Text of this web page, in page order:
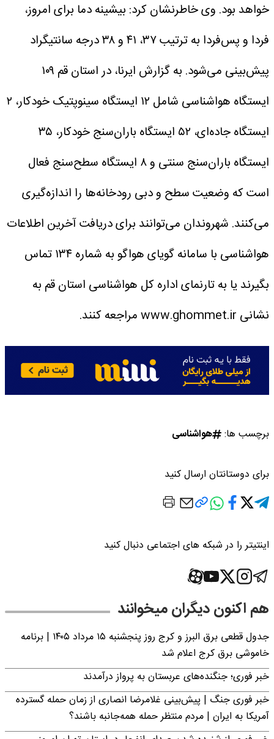
خواهد بود. وی خاطرنشان کرد: بیشینه دما برای امروز،
فردا و پس‌فردا به ترتیب ۳۷، ۴۱ و ۳۸ درجه سانتیگراد
پیش‌بینی می‌شود.
به گزارش ایرنا، در استان قم ۱۰۹
ایستگاه هواشناسی شامل ۱۲ ایستگاه سینوپتیک خودکار، ۲
ایستگاه جاده‌ای، ۵۲ ایستگاه باران‌سنج خودکار، ۳۵
ایستگاه باران‌سنج سنتی و ۸ ایستگاه سطح‌سنج فعال
است که وضعیت سطح و دبی رودخانه‌ها را اندازه‌گیری
می‌کنند. شهروندان می‌توانند برای دریافت آخرین اطلاعات
هواشناسی با سامانه گویای هواگو به شماره ۱۳۴ تماس
بگیرند یا به تارنمای اداره کل هواشناسی استان قم به
نشانی www.ghommet.ir مراجعه کنند.
برچسب ها: هواشناسی
برای دوستانتان ارسال کنید
اینتیتر را در شبکه های اجتماعی دنبال کنید
هم اکنون دیگران میخوانند
جدول قطعی برق البرز و کرج روز پنجشنبه ۱۵ مرداد ۱۴۰۵ | برنامه
خاموشی برق کرج اعلام شد
خبر فوری؛ جنگنده‌های عربستان به پرواز درآمدند
خبر فوری جنگ | پیش‌بینی غلامرضا انصاری از زمان حمله گسترده
آمریکا به ایران | مردم منتظر حمله همه‌جانبه باشند؟